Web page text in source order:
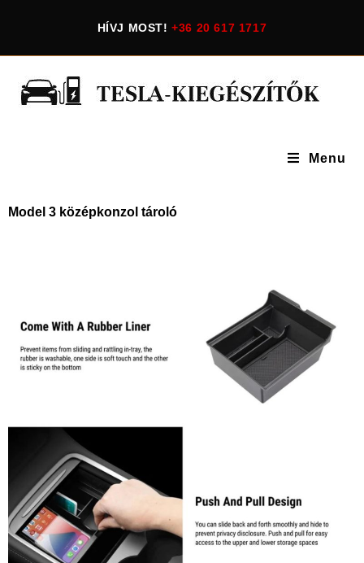
HÍVJ MOST!+36 20 617 1717
Menu
Model 3 középkonzol tároló